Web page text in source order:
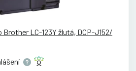
LC-123Y žlutá, DCP-J152/